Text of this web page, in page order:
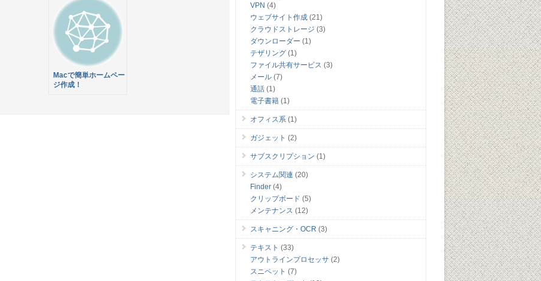
ットになった『The
Name Your Own
Price Mac Bundle
2.0』早めの購入がお
買い得です
Macで簡単ホームペー
ジ作成！
VPN (4)
ウェブサイト作成 (21)
クラウドストレージ (3)
ダウンローダー (1)
テザリング (1)
ファイル共有サービス (3)
メール (7)
通話 (1)
電子書籍 (1)
オフィス系 (1)
ガジェット (2)
サブスクリプション (1)
システム関連 (20)
Finder (4)
クリップボード (5)
メンテナンス (12)
スキャニング・OCR (3)
テキスト (33)
アウトラインプロセッサ (2)
スニペット (7)